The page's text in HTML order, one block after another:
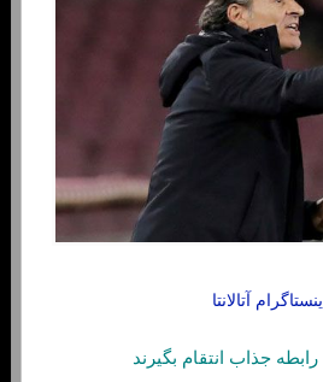
اینستاگرام آتالانتا
جذاب انتقام بگیرند